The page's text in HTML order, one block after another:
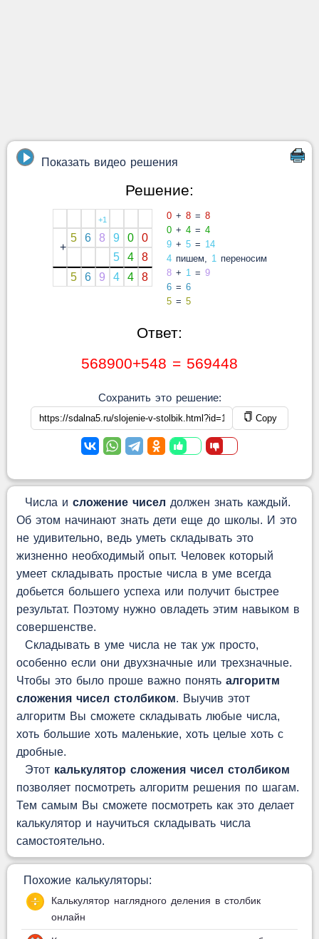
Показать видео решения
Решение:
+1
+
5 6 8 9 0
0
5
4
8
5
6 9 4 4 8
0+ 8= 8
0+ 4= 4
9+ 5= 14
4пишем, 1переносим
8+ 1= 9
6= 6
5= 5
Ответ:
568900+548 = 569448
Сохранить это решение:
Copy
Числа и сложение чисел должен знать каждый.
Об этом начинают знать дети еще до школы. И это
не удивительно, ведь уметь складывать это
жизненно необходимый опыт. Человек который
умеет складывать простые числа в уме всегда
добьется большего успеха или получит быстрее
результат. Поэтому нужно овладеть этим навыком в
совершенстве.
Складывать в уме числа не так уж просто,
особенно если они двухзначные или трехзначные.
Чтобы это было проше важно понять алгоритм
сложения чисел столбиком. Выучив этот
алгоритм Вы сможете складывать любые числа,
хоть большие хоть маленькие, хоть целые хоть с
дробные.
Этот калькулятор сложения чисел столбиком
позволяет посмотреть алгоритм решения по шагам.
Тем самым Вы сможете посмотреть как это делает
калькулятор и научиться складывать числа
самостоятельно.
Похожие калькуляторы:
Калькулятор наглядного деления в столбик
онлайн